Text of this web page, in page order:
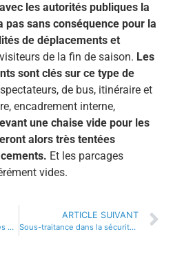
les autorités publiques la
pas sans conséquence pour la
de déplacements et
visiteurs de la fin de saison. Les
sont clés sur ce type de
de bus, itinéraire et
encadrement interne,
une chaise vide pour les
alors très tentées
Et les parcages
vides.
Données personnelles : des précautions pour la sécurité des évènements mais aussi sur la dimension commerciale !
ARTICLE SUIVANT
Sous-traitance dans la sécurité privée : choisir avec soins ses prestataires